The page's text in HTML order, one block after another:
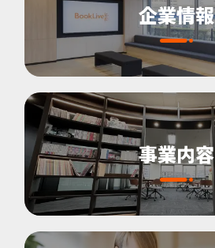
企業情報
事業内容